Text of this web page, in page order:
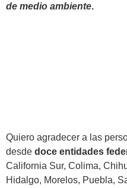
de medio ambiente.
Quiero agradecer a las
desde doce entidades
California Sur, Colima,
Hidalgo, Morelos, Puebla,